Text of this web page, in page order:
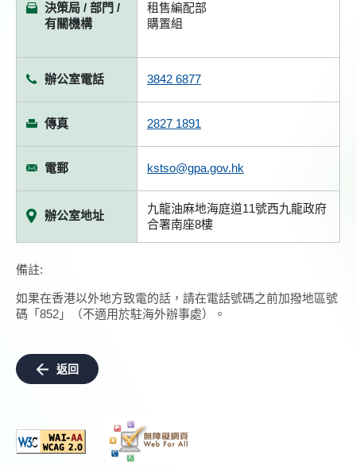
決策局 / 部門 /
有關機構
租售編配部
購置組
辦公室電話 3842 6877
傳真 2827 1891
電郵 kstso@gpa.gov.hk
辦公室地址
九龍油麻地海庭道11號西九龍政府
合署南座8樓
備註:
如果在香港以外地方致電的話，請在電話號碼之前加撥地區號
碼「852」（不適用於駐海外辦事處）。
返回